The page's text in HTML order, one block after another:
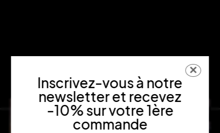
Inscrivez-vous à notre
newsletter et recevez
-10% sur votre 1ère
commande
✕